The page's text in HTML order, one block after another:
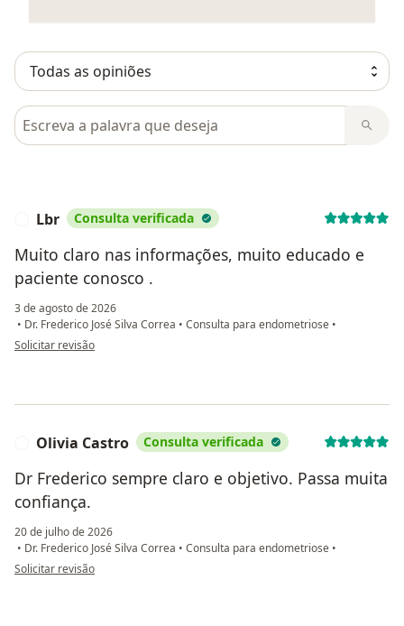
Pesquisar em opiniões
Lbr Consulta verificada
Muito claro nas informações, muito educado e
paciente conosco .
3 de agosto de 2026
• Dr. Frederico José Silva Correa • Consulta para endometriose •
na opinião do utilizador Lbr
Solicitar revisão
Olivia Castro Consulta verificada
Dr Frederico sempre claro e objetivo. Passa muita
confiança.
20 de julho de 2026
• Dr. Frederico José Silva Correa • Consulta para endometriose •
na opinião do utilizador Olivia Castro
Solicitar revisão